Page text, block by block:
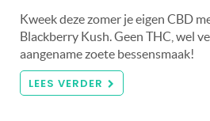
Kweek deze zomer je eigen CBD
Blackberry Kush. Geen THC, wel
aangename zoete bessensmaak!
LEES VERDER